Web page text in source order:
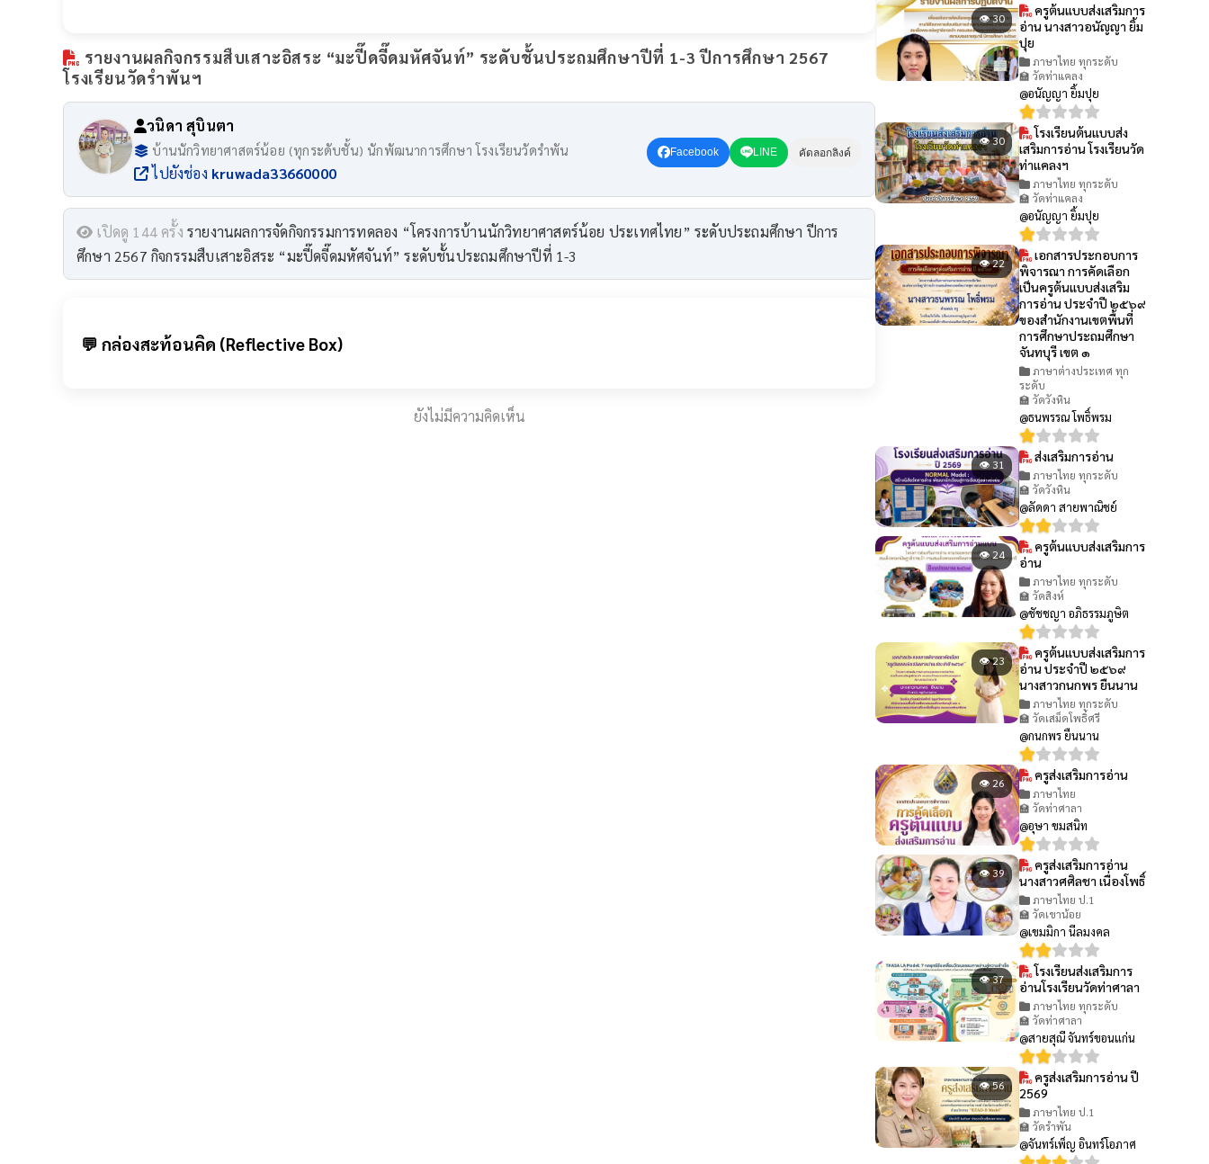
รายงานผลกิจกรรมสืบเสาะอิสระ “มะปี๊ดจี๊ดมหัศจันท์” ระดับชั้นประถมศึกษาปีที่ 1-3 ปีการศึกษา 2567
โรงเรียนวัดรำพันฯ
วนิดา สุบินตา
บ้านนักวิทยาศาสตร์น้อย (ทุกระดับชั้น) นักพัฒนาการศึกษา โรงเรียนวัดรำพัน
ไปยังช่อง kruwada33660000
Facebook LINE คัดลอกลิงค์
เปิดดู 144 ครั้ง รายงานผลการจัดกิจกรรมการทดลอง “โครงการบ้านนักวิทยาศาสตร์น้อย ประเทศไทย” ระดับประถมศึกษา ปีการ
ศึกษา 2567 กิจกรรมสืบเสาะอิสระ “มะปี๊ดจี๊ดมหัศจันท์” ระดับชั้นประถมศึกษาปีที่ 1-3
💬 กล่องสะท้อนคิด (Reflective Box)
ยังไม่มีความคิดเห็น
👁 30
ครูต้นแบบส่งเสริมการ
อ่าน นางสาวอนัญญา ยิ้ม
ปุย
ภาษาไทย ทุกระดับ
🏫 วัดท่าแคลง
@อนัญญา ยิ้มปุย
👁 30
โรงเรียนต้นแบบส่ง
เสริมการอ่าน โรงเรียนวัด
ท่าแคลงฯ
ภาษาไทย ทุกระดับ
🏫 วัดท่าแคลง
@อนัญญา ยิ้มปุย
👁 22
เอกสารประกอบการ
พิจารณา การคัดเลือก
เป็นครูต้นแบบส่งเสริม
การอ่าน ประจำปี ๒๕๖๙
ของสำนักงานเขตพื้นที่
การศึกษาประถมศึกษา
จันทบุรี เขต ๑
ภาษาต่างประเทศ ทุก
ระดับ
🏫 วัดวังหิน
@ธนพรรณ โพธิ์พรม
👁 31 ส่งเสริมการอ่าน
ภาษาไทย ทุกระดับ
🏫 วัดวังหิน
@ลัดดา สายพาณิชย์
👁 24
ครูต้นแบบส่งเสริมการ
อ่าน
ภาษาไทย ทุกระดับ
🏫 วัดสิงห์
@ชัชชญา อภิธรรมภูษิต
👁 23
ครูต้นแบบส่งเสริมการ
อ่าน ประจำปี ๒๕๖๙
นางสาวกนกพร ยืนนาน
ภาษาไทย ทุกระดับ
🏫 วัดเสม็ดโพธิ์ศรี
@กนกพร ยืนนาน
👁 26 ครูส่งเสริมการอ่าน
ภาษาไทย
🏫 วัดท่าศาลา
@อุษา ขมสนิท
👁 39
ครูส่งเสริมการอ่าน
นางสาวศศิลชา เนื่องโพธิ์
ภาษาไทย ป.1
🏫 วัดเขาน้อย
@เขมมิกา นีลมงคล
👁 37
โรงเรียนส่งเสริมการ
อ่านโรงเรียนวัดท่าศาลา
ภาษาไทย ทุกระดับ
🏫 วัดท่าศาลา
@สายสุณี จันทร์ขอนแก่น
👁 56
ครูส่งเสริมการอ่าน ปี
2569
ภาษาไทย ป.1
🏫 วัดรำพัน
@จันทร์เพ็ญ อินทร์โอภาศ